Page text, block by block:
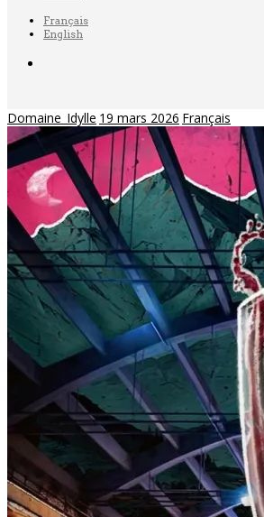
Français
English
Domaine_Idylle 19 mars 2026 Français